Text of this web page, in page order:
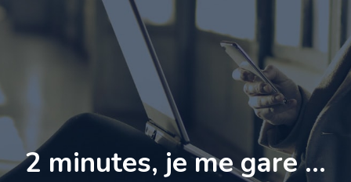
2 minutes, je me gare …